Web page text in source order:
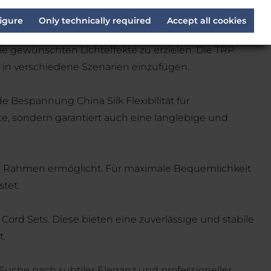
gewünschten Lichteffekte zu erzielen. Die TRP
verschiedene Szenarien einzufügen.
Bespannung China Silk Flexibilität für
sondern garantiert auch eine langlebige und
ermöglicht. Für maximale Bequemlichkeit
Sets. Diese bieten eine zuverlässige und stabile
Only technically required Accept all cookies